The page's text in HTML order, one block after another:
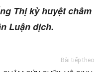
Thị kỳ huyệt châm
Luận dịch.
Bài tiếp theo